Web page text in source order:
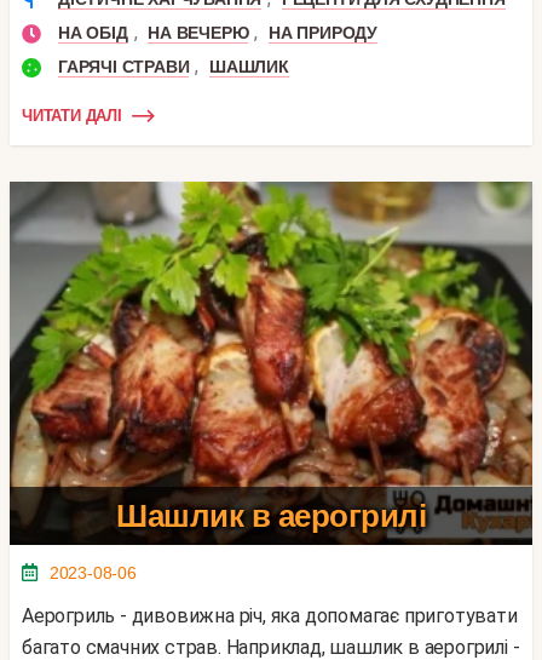
НА ОБІД , НА ВЕЧЕРЮ ,
НА ПРИРОДУ
ГАРЯЧІ СТРАВИ , ШАШЛИК
ЧИТАТИ ДАЛІ
Шашлик в аерогрилі
2023-08-06
Аерогриль - дивовижна річ, яка допомагає приготувати
багато смачних страв. Наприклад, шашлик в аерогрилі -